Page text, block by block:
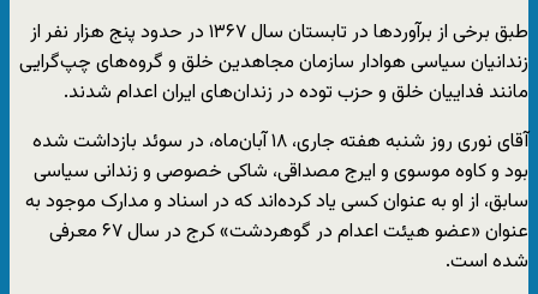
طبق برخی از برآوردها در تابستان سال ۱۳۶۷ در حدود پنج هزار نفر از
زندانیان سیاسی هوادار سازمان مجاهدین خلق و گروه‌های چپ‌گرایی
مانند فداییان خلق و حزب توده در زندان‌های ایران اعدام شدند.
آقای نوری روز شنبه هفته جاری، ۱۸ آبان‌ماه، در سوئد بازداشت شده
بود و کاوه موسوی و ایرج مصداقی، شاکی خصوصی و زندانی سیاسی
سابق، از او به عنوان کسی یاد کرده‌اند که در اسناد و مدارک موجود به
عنوان «عضو هیئت اعدام در گوهردشت» کرج در سال ۶۷ معرفی
شده است.